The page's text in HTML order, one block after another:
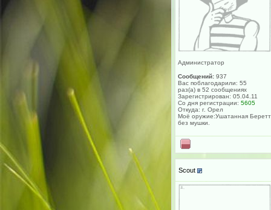
Администратор
Сообщений: 937
Вас поблагодарили: 55
раз(а) в 52 сообщениях
Зарегистрирован: 05.04.11
Со дня регистрации: 5605
Откуда: г. Орел
Моё оружие:Ушатанная
без мушки.
Scout